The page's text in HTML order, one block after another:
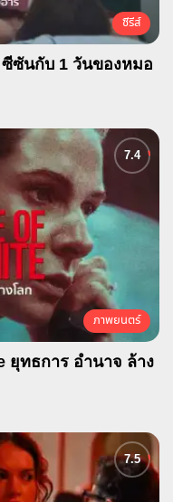
ซีรีส์
ซันกับ 1 วันของหมอ
ภาพยนตร์
ยุทธการ อำนาจ ล้าง